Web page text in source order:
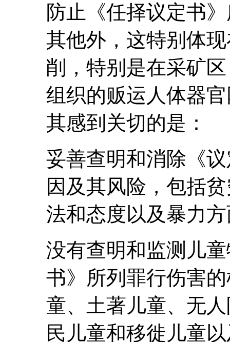
防止《任择议定书
其他外，这特别体
削，特别是在采矿
组织的贩运人体器
其感到关切的是：
妥善查明和消除《
因及其风险，包括
法和态度以及暴力
没有查明和监测儿
书》所列罪行伤害
童、土著儿童、无
民儿童和移徙儿童